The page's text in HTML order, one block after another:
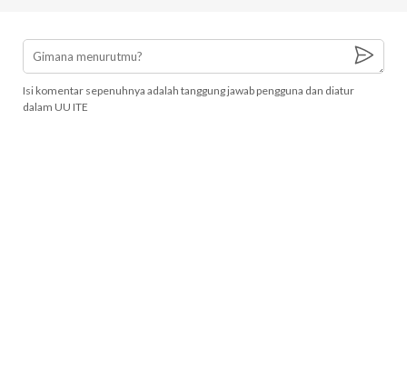
Isi komentar sepenuhnya adalah tanggung jawab pengguna dan diatur
dalam UU ITE